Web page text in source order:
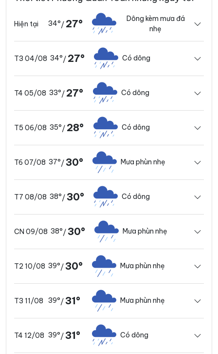
Hiện tại 34°/ 27°
Dông kèm mưa đá
nhẹ
T3 04/08 34°/ 27° Có dông
T4 05/08 33°/ 27° Có dông
T5 06/08 35°/ 28° Có dông
T6 07/08 37°/30° Mưa phùn nhẹ
T7 08/08 38°/30° Có dông
CN 09/08 38°/30° Mưa phùn nhẹ
T2 10/08 39°/30° Mưa phùn nhẹ
T3 11/08 39°/31° Mưa phùn nhẹ
T4 12/08 39°/31° Có dông